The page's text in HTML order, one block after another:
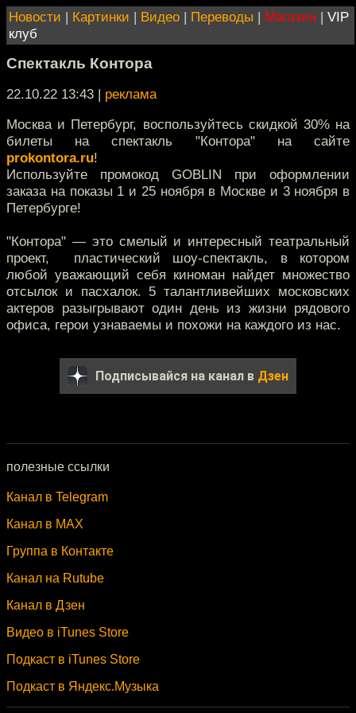
Новости | Картинки | Видео | Переводы | Магазин | VIP
клуб
Спектакль Контора
22.10.22 13:43 | реклама
Москва и Петербург, воспользуйтесь скидкой 30% на
билеты на спектакль "Контора" на сайте
prokontora.ru!
Используйте промокод GOBLIN при оформлении
заказа на показы 1 и 25 ноября в Москве и 3 ноября в
Петербурге!
"Контора" — это смелый и интересный театральный
проект, пластический шоу-спектакль, в котором
любой уважающий себя киноман найдет множество
отсылок и пасхалок. 5 талантливейших московских
актеров разыгрывают один день из жизни рядового
офиса, герои узнаваемы и похожи на каждого из нас.
Подписывайся на канал в Дзен
полезные ссылки
Канал в Telegram
Канал в MAX
Группа в Контакте
Канал на Rutube
Канал в Дзен
Видео в iTunes Store
Подкаст в iTunes Store
Подкаст в Яндекс.Музыка